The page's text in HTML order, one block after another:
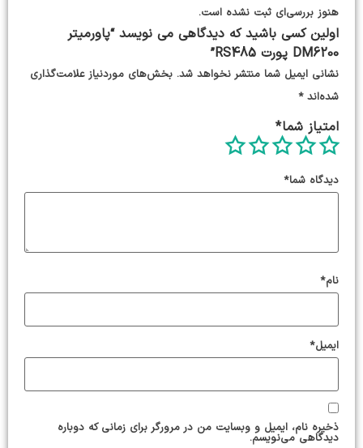
هنوز بررسی‌ای ثبت نشده است.
اولین کسی باشید که دیدگاهی می نویسد “پاورمیتر
DM6200 پورت RS485”
نشانی ایمیل شما منتشر نخواهد شد. بخش‌های موردنیاز علامت‌گذاری
شده‌اند*
امتیاز شما*
دیدگاه شما*
نام*
ایمیل*
ذخیره نام، ایمیل و وبسایت من در مرورگر برای زمانی که دوباره
دیدگاهی می‌نویسم.